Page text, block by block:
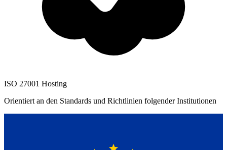
ISO 27001 Hosting
Orientiert an den Standards und Richtlinien folgender Institutionen